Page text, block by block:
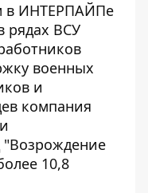
в ИНТЕРПАЙПе
рядах ВСУ
военных
и
компания
"Возрождение
10,8